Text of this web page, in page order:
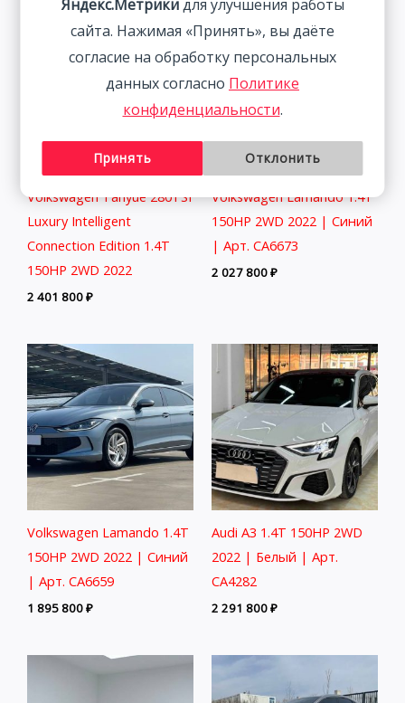
Volkswagen Tanyue 280TSI
Luxury Intelligent
Connection Edition 1.4T
150HP 2WD 2022
2 401 800₽
Volkswagen Lamando 1.4T
150HP 2WD 2022 | Синий
| Арт. CA6673
2 027 800₽
Volkswagen Lamando 1.4T
150HP 2WD 2022 | Синий
| Арт. CA6659
1 895 800₽
Audi A3 1.4T 150HP 2WD
2022 | Белый | Арт.
CA4282
2 291 800₽
Яндекс.Метрикидля улучшения работы
сайта. Нажимая «Принять», вы даёте
согласие на обработку персональных
данных согласно Политике
конфиденциальности.
Принять Отклонить